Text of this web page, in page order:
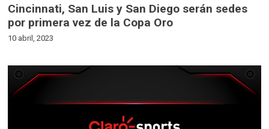
Cincinnati, San Luis y San Diego serán sedes
por primera vez de la Copa Oro
10 abril, 2023